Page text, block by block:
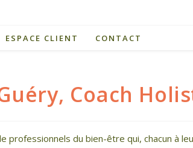
ESPACE CLIENT CONTACT
Coach
professionnels du bien-être qui, chacun à